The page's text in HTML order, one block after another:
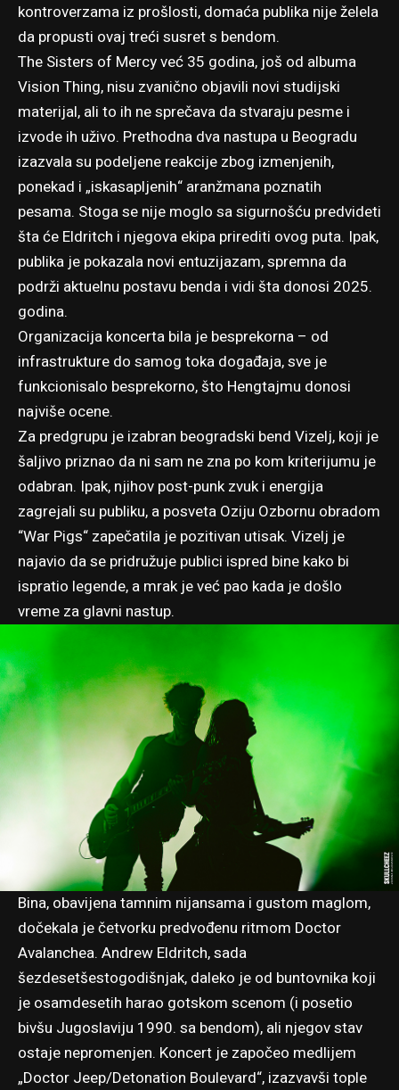
kontroverzama iz prošlosti, domaća publika nije želela
da propusti ovaj treći susret s bendom.
The Sisters of Mercy već 35 godina, još od albuma
Vision Thing, nisu zvanično objavili novi studijski
materijal, ali to ih ne sprečava da stvaraju pesme i
izvode ih uživo. Prethodna dva nastupa u Beogradu
izazvala su podeljene reakcije zbog izmenjenih,
ponekad i „iskasapljenih“ aranžmana poznatih
pesama. Stoga se nije moglo sa sigurnošću predvideti
šta će Eldritch i njegova ekipa prirediti ovog puta. Ipak,
publika je pokazala novi entuzijazam, spremna da
podrži aktuelnu postavu benda i vidi šta donosi 2025.
godina.
Organizacija koncerta bila je besprekorna – od
infrastrukture do samog toka događaja, sve je
funkcionisalo besprekorno, što Hengtajmu donosi
najviše ocene.
Za predgrupu je izabran beogradski bend Vizelj, koji je
šaljivo priznao da ni sam ne zna po kom kriterijumu je
odabran. Ipak, njihov post-punk zvuk i energija
zagrejali su publiku, a posveta Oziju Ozbornu obradom
“War Pigs“ zapečatila je pozitivan utisak. Vizelj je
najavio da se pridružuje publici ispred bine kako bi
ispratio legende, a mrak je već pao kada je došlo
vreme za glavni nastup.
Bina, obavijena tamnim nijansama i gustom maglom,
dočekala je četvorku predvođenu ritmom Doctor
Avalanchea. Andrew Eldritch, sada
šezdesetšestogodišnjak, daleko je od buntovnika koji
je osamdesetih harao gotskom scenom (i posetio
bivšu Jugoslaviju 1990. sa bendom), ali njegov stav
ostaje nepromenjen. Koncert je započeo medlijem
„Doctor Jeep/Detonation Boulevard“, izazvavši tople